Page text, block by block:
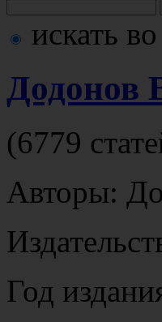
искать
Додонов
(6779
Авторы:
Год